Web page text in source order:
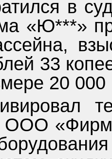
в
«Ю***»
33
20 000
ООО